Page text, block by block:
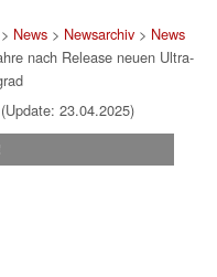
News> Newsarchiv> News
nach Release neuen Ultra-
23.04.2025)